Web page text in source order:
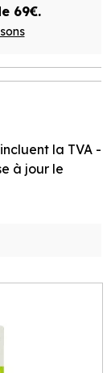
69€.
la TVA -
à jour le